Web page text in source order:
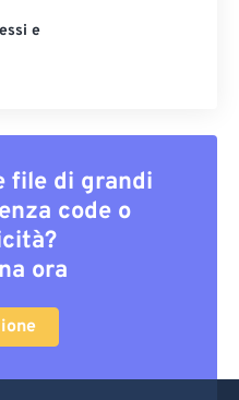
e
file di grandi
code o
ora